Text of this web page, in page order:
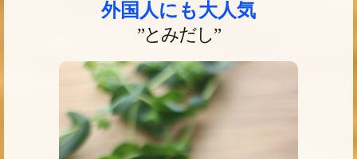
外国人にも大人気
”とみだし”